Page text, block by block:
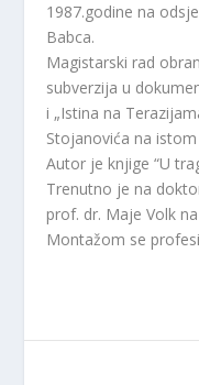
1987.godine na
Babca.
Magistarski rad
subverzija u
i „Istina na
Stojanovića na
Autor je knjige “U
Trenutno je na
prof. dr. Maje Volk
Montažom se